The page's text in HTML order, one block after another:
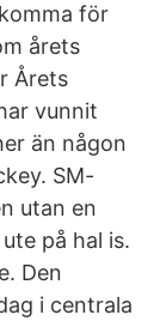
för
årets
Årets
vunnit
än någon
SM-
utan en
på hal is.
Den
i centrala